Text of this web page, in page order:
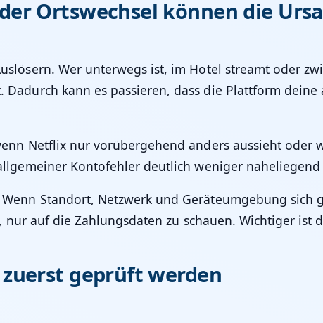
Ortswechsel können die
Wer unterwegs ist, im Hotel streamt oder
kann es passieren, dass die Plattform
Netflix nur vorübergehend anders aussieht oder
Kontofehler deutlich weniger
Standort, Netzwerk und Geräteumgebung
auf die Zahlungsdaten zu schauen. Wichtiger
geprüft werden